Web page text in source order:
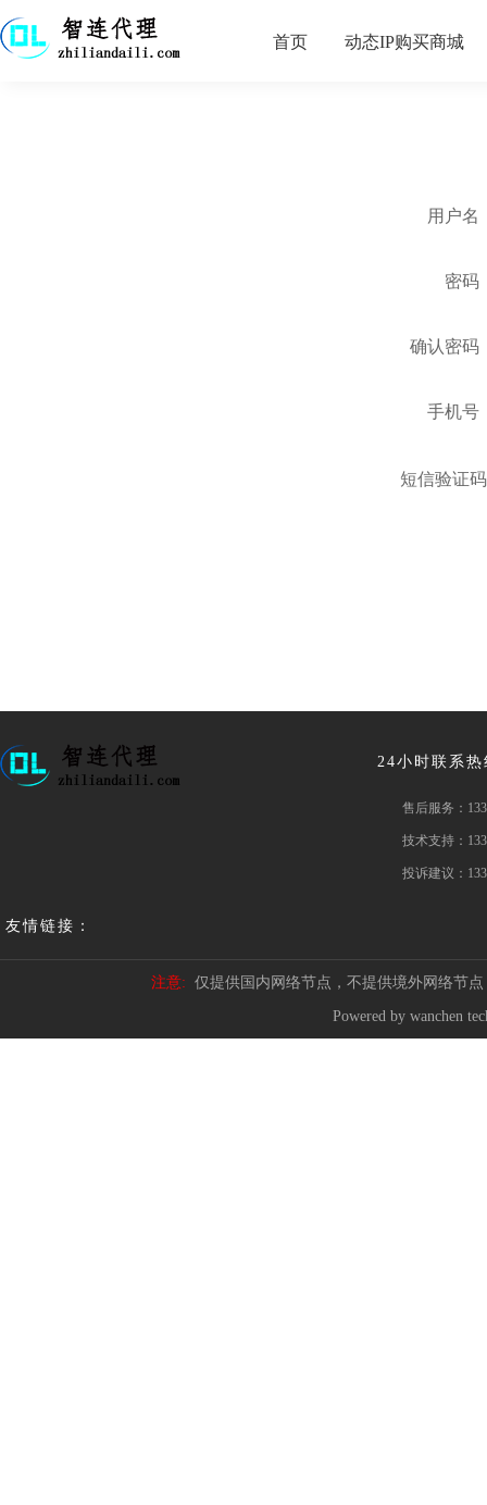
首页 动态IP购买商城
用户名
密码
确认密码
手机号
短信验证码
24小时联系
售后服务：
技术支持：
投诉建议：
友情链接：
注意: 仅提供国内网络节点，不提供境外网络节
Powered by wanchen